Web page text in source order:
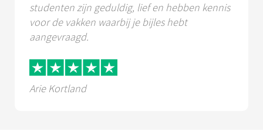
studenten zijn geduldig, lief en hebben kennis
voor de vakken waarbij je bijles hebt
aangevraagd.
Arie Kortland